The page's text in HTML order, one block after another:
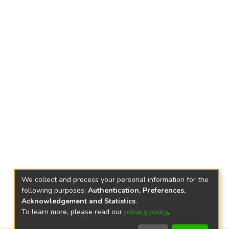
We collect and process your personal information for the
following purposes: Authentication, Preferences,
Acknowledgement and Statistics.
To learn more, please read our privacy policy.